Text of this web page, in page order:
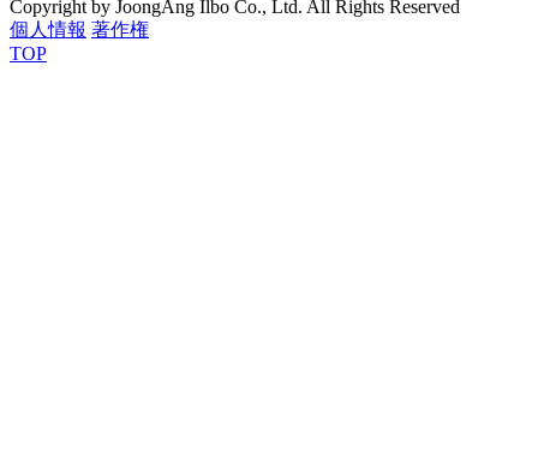
Copyright by JoongAng Ilbo Co., Ltd. All Rights Reserved
個人情報 著作権
TOP